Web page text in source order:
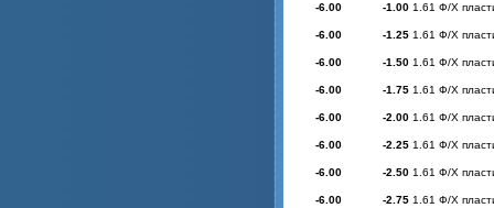
-6.00 -1.00 1.61 Ф/Х
-6.00 -1.25 1.61 Ф/Х
-6.00 -1.50 1.61 Ф/Х
-6.00 -1.75 1.61 Ф/Х
-6.00 -2.00 1.61 Ф/Х
-6.00 -2.25 1.61 Ф/Х
-6.00 -2.50 1.61 Ф/Х
-6.00 -2.75 1.61 Ф/Х